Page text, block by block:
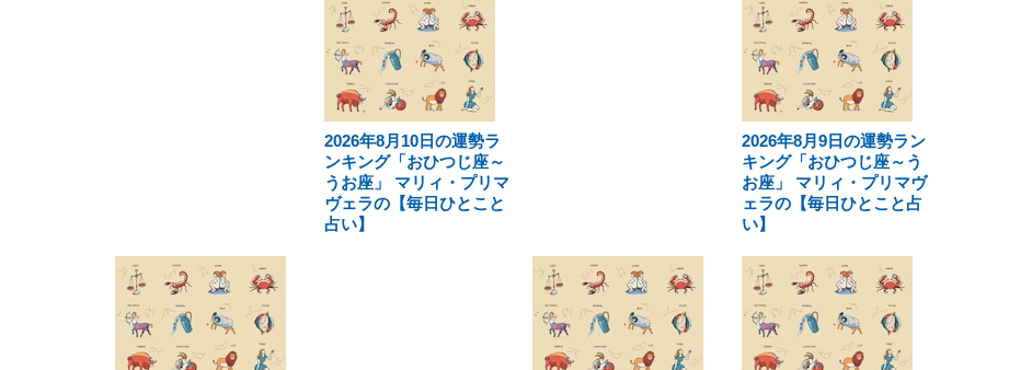
2026年8月10日の運勢ラ
ンキング「おひつじ座～
うお座」 マリィ・プリマ
ヴェラの【毎日ひとこと
占い】
2026年8月9日の運勢ラン
キング「おひつじ座～う
お座」 マリィ・プリマヴ
ェラの【毎日ひとこと占
い】